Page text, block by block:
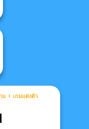
ม เกมแต่งตัว